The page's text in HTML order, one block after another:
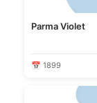
Parma Violet
📅 1899